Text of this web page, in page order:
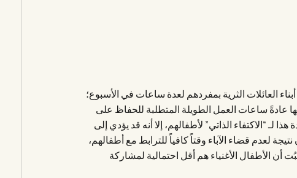
العائلات الثرية بمفردهم لعدة ساعات في الأسبوع؛
عادةً ساعات العمل الطويلة المتطلبة للحفاظ على
لـ “الاكتفاء الذاتي” لأطفالهم، إلا أنه قد يؤدي إلى
لعدم قضاء الآباء وقتاً كافياً للترابط مع أطفالهم،
الأطفال الأغنياء هم أقل احتمالية لمشاركة